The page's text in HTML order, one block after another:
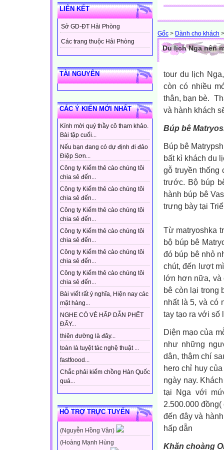
LIÊN KẾT
Sở GD-ĐT Hải Phòng
Các trang thuộc Hải Phòng
TÀI NGUYÊN
CÁC Ý KIẾN MỚI NHẤT
Kính mời quý thầy cô tham khảo.
Bài tập cuối...
Nếu bạn đang có dự định đi đảo
Điệp Sơn...
Công ty Kiếm thẻ cào chúng tôi
chia sẻ đến...
Công ty Kiếm thẻ cào chúng tôi
chia sẻ đến...
Công ty Kiếm thẻ cào chúng tôi
chia sẻ đến...
Công ty Kiếm thẻ cào chúng tôi
chia sẻ đến...
Công ty Kiếm thẻ cào chúng tôi
chia sẻ đến...
Công ty Kiếm thẻ cào chúng tôi
chia sẻ đến...
Bài viết rất ý nghĩa, Hiện nay các
mặt hàng...
NGHE CÓ VẺ HẤP DẪN PHẾT
ĐẤY...
thiên đường là đây...
toàn là tuyệt tác nghệ thuật ...
fastfoood...
Chắc phải kiếm chồng Hàn Quốc
quá...
HỖ TRỢ TRỰC TUYẾN
(Nguyễn Hồng Vân)
(Hoàng Mạnh Hùng
Gốc > Dành cho khách >
Du lịch Nga nên
tour du lịch
còn có nhiều
thân, bạn bè.
và hành khách
Búp bê
Búp bê
bất kì khách du
gỗ truyền
trước. Bộ búp
hành búp bê
trưng bày tại
Từ matryoshka
bộ búp bê
đó búp bê nhỏ
chút, đến lượt
lớn hơn nữa, và
bê còn lại trong
nhất là 5, và có
tay tạo ra với số
Diện mạo của
như những
dân, thậm chí
hero chỉ huy
ngày nay.
tại Nga với
2.500.000
đến đây và
hấp dẫn
Khăn choàng